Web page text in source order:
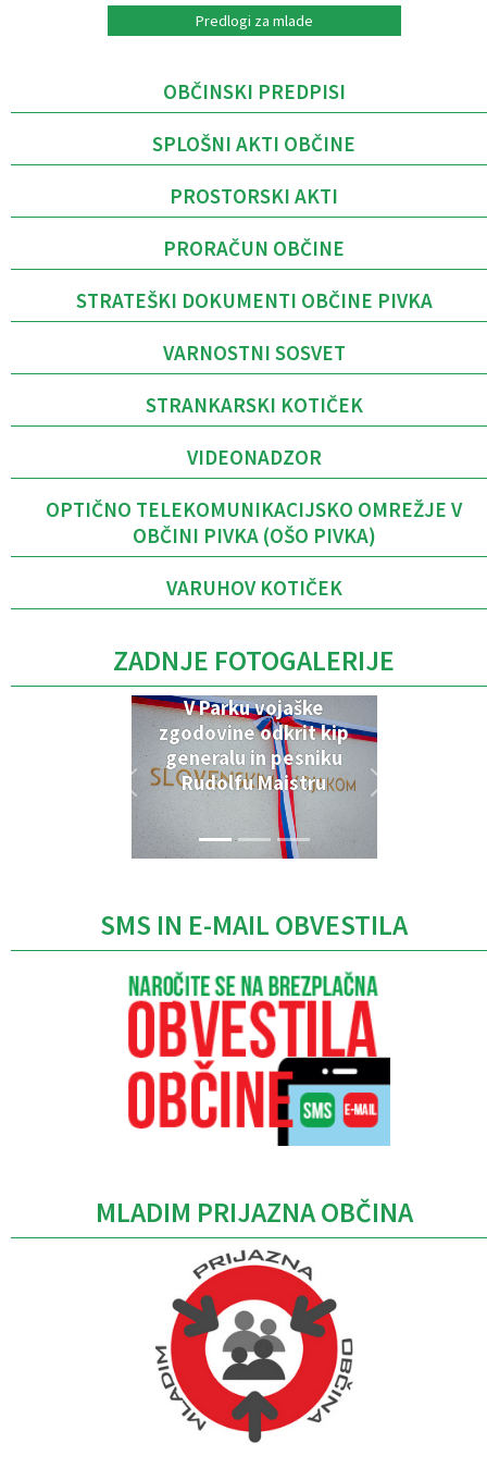
Predlogi za mlade
OBČINSKI PREDPISI
SPLOŠNI AKTI OBČINE
PROSTORSKI AKTI
PRORAČUN OBČINE
STRATEŠKI DOKUMENTI OBČINE PIVKA
VARNOSTNI SOSVET
STRANKARSKI KOTIČEK
VIDEONADZOR
OPTIČNO TELEKOMUNIKACIJSKO OMREŽJE V
OBČINI PIVKA (OŠO PIVKA)
VARUHOV KOTIČEK
ZADNJE FOTOGALERIJE
V Parku vojaške
zgodovine odkrit kip
generalu in pesniku
Rudolfu Maistru
SMS IN E-MAIL OBVESTILA
MLADIM PRIJAZNA OBČINA